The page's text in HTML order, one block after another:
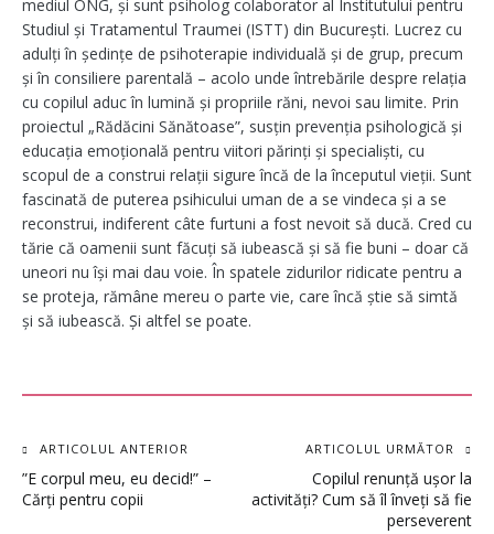
mediul ONG, și sunt psiholog colaborator al Institutului pentru
Studiul și Tratamentul Traumei (ISTT) din București. Lucrez cu
adulți în ședințe de psihoterapie individuală și de grup, precum
și în consiliere parentală – acolo unde întrebările despre relația
cu copilul aduc în lumină și propriile răni, nevoi sau limite. Prin
proiectul „Rădăcini Sănătoase”, susțin prevenția psihologică și
educația emoțională pentru viitori părinți și specialiști, cu
scopul de a construi relații sigure încă de la începutul vieții. Sunt
fascinată de puterea psihicului uman de a se vindeca și a se
reconstrui, indiferent câte furtuni a fost nevoit să ducă. Cred cu
tărie că oamenii sunt făcuți să iubească și să fie buni – doar că
uneori nu își mai dau voie. În spatele zidurilor ridicate pentru a
se proteja, rămâne mereu o parte vie, care încă știe să simtă
și să iubească. Și altfel se poate.
Navigare
în
ARTICOLUL ANTERIOR
”E corpul meu, eu decid!” –
Cărți pentru copii
ARTICOLUL URMĂTOR
Copilul renunță ușor la
activități? Cum să îl înveți să fie
perseverent